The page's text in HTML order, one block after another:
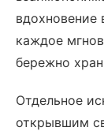
вдохновение
каждое
бережно
Отдельное
открывшим